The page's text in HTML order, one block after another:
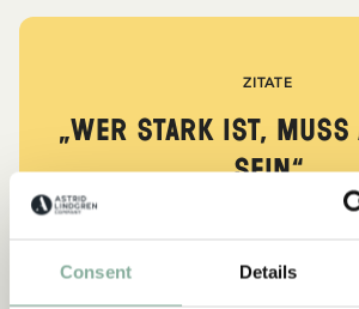
Consent Details
ZITATE
„Wer stark ist, muss
sein.“
aus Kennst du Pippi